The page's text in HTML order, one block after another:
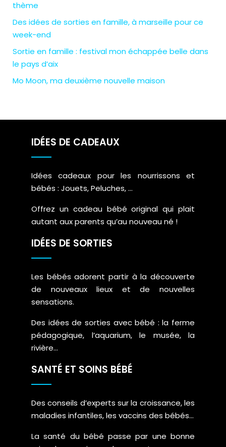
thème
Des idées de sorties en famille, à marseille pour ce
week-end
Sortie en famille : festival mon échappée belle dans
le pays d’aix
Mo Moon, ma deuxième nouvelle maison
IDÉES DE CADEAUX
Idées cadeaux pour les nourrissons et
bébés : Jouets, Peluches, …
Offrez un cadeau bébé original qui plait
autant aux parents qu’au nouveau né !
IDÉES DE SORTIES
Les bébés adorent partir à la découverte
de nouveaux lieux et de nouvelles
sensations.
Des idées de sorties avec bébé : la ferme
pédagogique, l’aquarium, le musée, la
rivière…
SANTÉ ET SOINS BÉBÉ
Des conseils d’experts sur la croissance, les
maladies infantiles, les vaccins des bébés…
La santé du bébé passe par une bonne